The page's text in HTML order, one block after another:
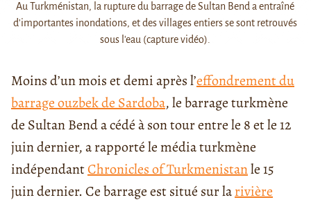
Au Turkménistan, la rupture du barrage de Sultan Bend a entraîné
d'importantes inondations, et des villages entiers se sont retrouvés
sous l'eau (capture vidéo).
Moins d’un mois et demi après l’effondrement du
barrage ouzbek de Sardoba, le barrage turkmène
de Sultan Bend a cédé à son tour entre le 8 et le 12
juin dernier, a rapporté le média turkmène
indépendantChronicles of Turkmenistanle 15
juin dernier. Ce barrage est situé sur larivière